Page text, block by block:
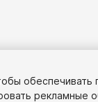
обеспечивать
рекламные